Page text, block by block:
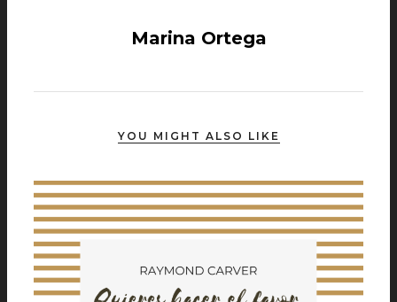
Marina Ortega
YOU MIGHT ALSO LIKE